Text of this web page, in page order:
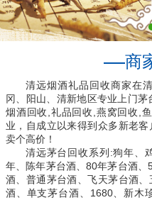
商
清远烟酒礼品回收商家在
冈、阳山、清新地区专业上门
烟酒回收,礼品回收,燕窝回收,
业，自成立以来得到众多新老
卖个高价！
清远茅台回收系列:狗年、
年、陈年茅台酒、80年茅台酒
酒、普通茅台酒、飞天茅台酒
酒、单支茅台酒、1680、新木